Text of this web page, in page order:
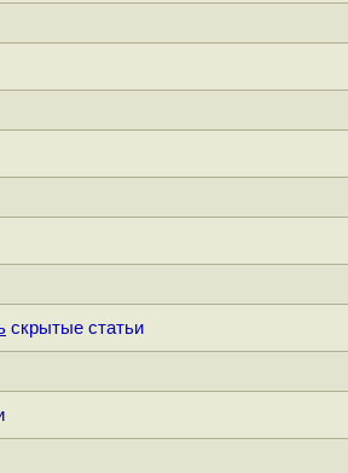
скрытые статьи